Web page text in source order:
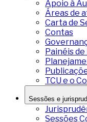
Apoio à
Áreas de
Carta de
Contas
Painéis
TCU e o
Sessões e
Sessões